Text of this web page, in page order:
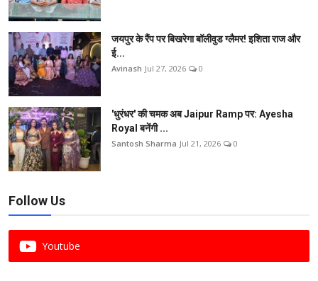
जयपुर के रैंप पर बिखरेगा बॉलीवुड ग्लैमर! इशिता राज और
ई...
Avinash Jul 27, 2026 0
'धुरंधर' की चमक अब Jaipur Ramp पर: Ayesha
Royal बनेंगी ...
Santosh Sharma Jul 21, 2026 0
Follow Us
Youtube